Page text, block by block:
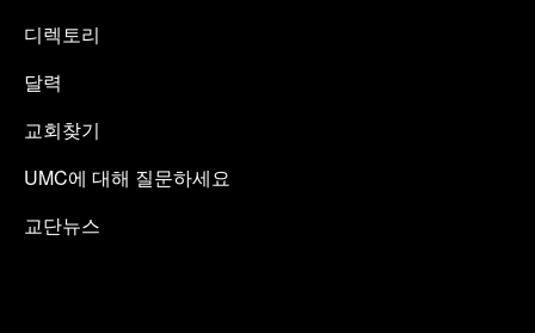
디렉토리
달력
교회찾기
UMC에 대해 질문하세요
교단뉴스